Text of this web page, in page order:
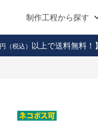
制作工程から探す
円（税込） 以上で送料無料！】